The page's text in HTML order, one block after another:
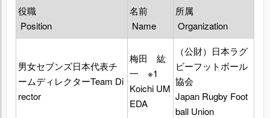
役職
Position
名前
Name
所属
Organization
男女セブンズ日本代表チ
ームディレクターTeam Di
rector
梅田 紘
一 ※1
Koichi UM
EDA
（公財）日本ラグ
ビーフットボール
協会
Japan Rugby Foot
ball Union